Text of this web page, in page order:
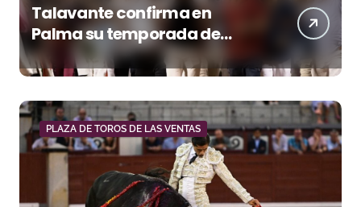
Talavante confirma en
Palma su temporada de
figura y el palco niega el
premio a Roca Rey
PLAZA DE TOROS DE LAS VENTAS